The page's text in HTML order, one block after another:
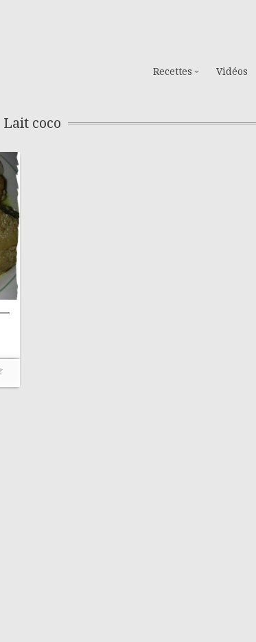
Recettes Vidéos
Lait coco